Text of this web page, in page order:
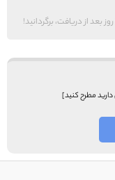
دارید مطرح کنید]